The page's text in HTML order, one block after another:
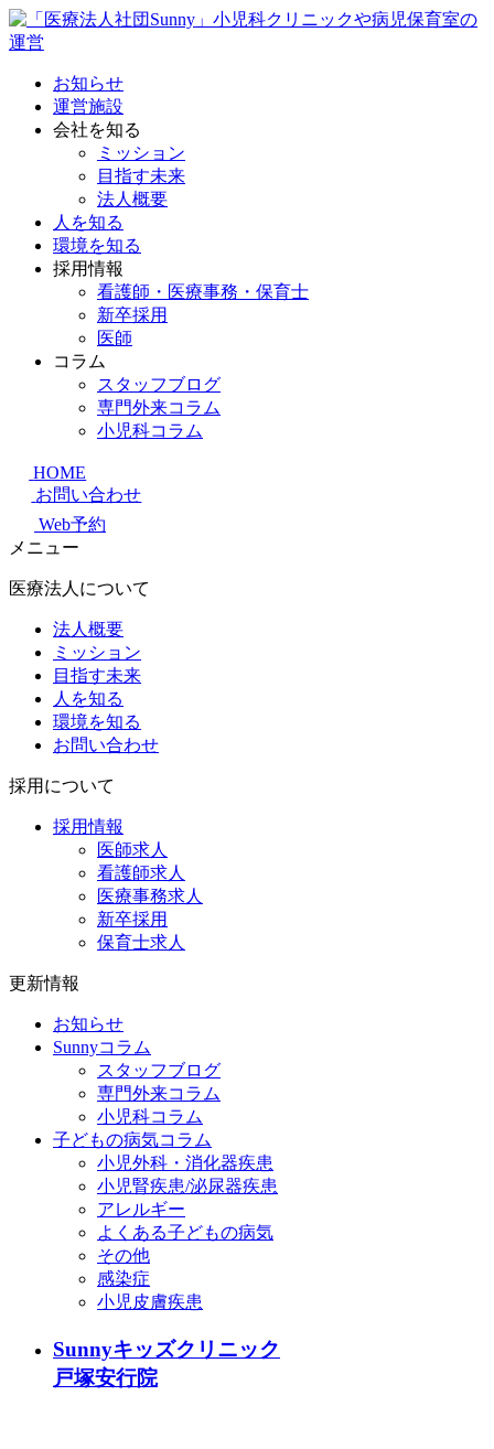
お知らせ
運営施設
会社を知る
ミッション
目指す未来
法人概要
人を知る
環境を知る
採用情報
看護師・医療事務・保育士
新卒採用
医師
コラム
スタッフブログ
専門外来コラム
小児科コラム
HOME
お問い合わせ
Web予約
メニュー
医療法人について
法人概要
ミッション
目指す未来
人を知る
環境を知る
お問い合わせ
採用について
採用情報
医師求人
看護師求人
医療事務求人
新卒採用
保育士求人
更新情報
お知らせ
Sunnyコラム
スタッフブログ
専門外来コラム
小児科コラム
子どもの病気コラム
小児外科・消化器疾患
小児腎疾患/泌尿器疾患
アレルギー
よくある子どもの病気
その他
感染症
小児皮膚疾患
Sunnyキッズクリニック
戸塚安行院